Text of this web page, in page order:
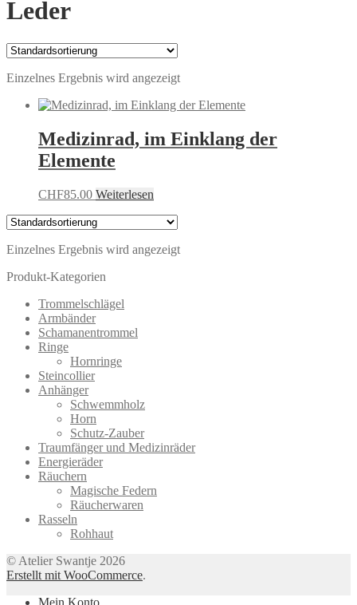
Leder
Einzelnes Ergebnis wird angezeigt
Medizinrad, im Einklang der
Elemente
CHF85.00 Weiterlesen
Einzelnes Ergebnis wird angezeigt
Produkt-Kategorien
Trommelschlägel
Armbänder
Schamanentrommel
Ringe
Hornringe
Steincollier
Anhänger
Schwemmholz
Horn
Schutz-Zauber
Traumfänger und Medizinräder
Energieräder
Räuchern
Magische Federn
Räucherwaren
Rasseln
Rohhaut
© Atelier Swantje 2026
Erstellt mit WooCommerce.
Mein Konto